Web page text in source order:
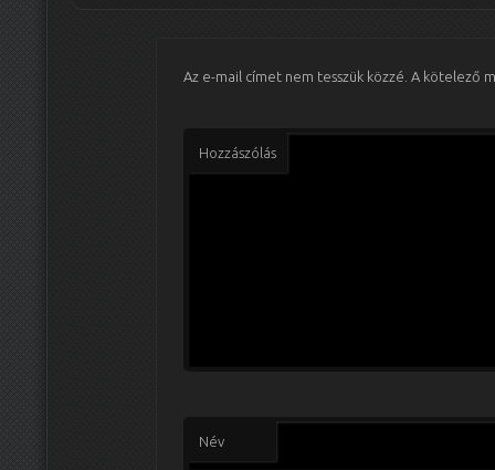
Az e-mail címet nem tesszük közzé. A kötelező
Hozzászólás
Név